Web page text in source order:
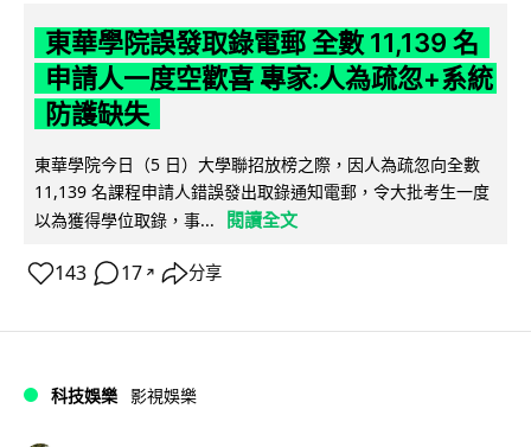
東華學院誤發取錄電郵 全數 11,139 名
申請人一度空歡喜 專家:人為疏忽+系統
防護缺失
東華學院今日（5 日）大學聯招放榜之際，因人為疏忽向全數
11,139 名課程申請人錯誤發出取錄通知電郵，令大批考生一度
以為獲得學位取錄，事...
閱讀全文
143 17 ↗ 分享
科技娛樂 影視娛樂